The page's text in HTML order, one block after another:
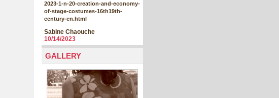
2023-1-n-20-creation-and-economy-
of-stage-costumes-16th19th-
century-en.html
Sabine Chaouche
10/14/2023
GALLERY